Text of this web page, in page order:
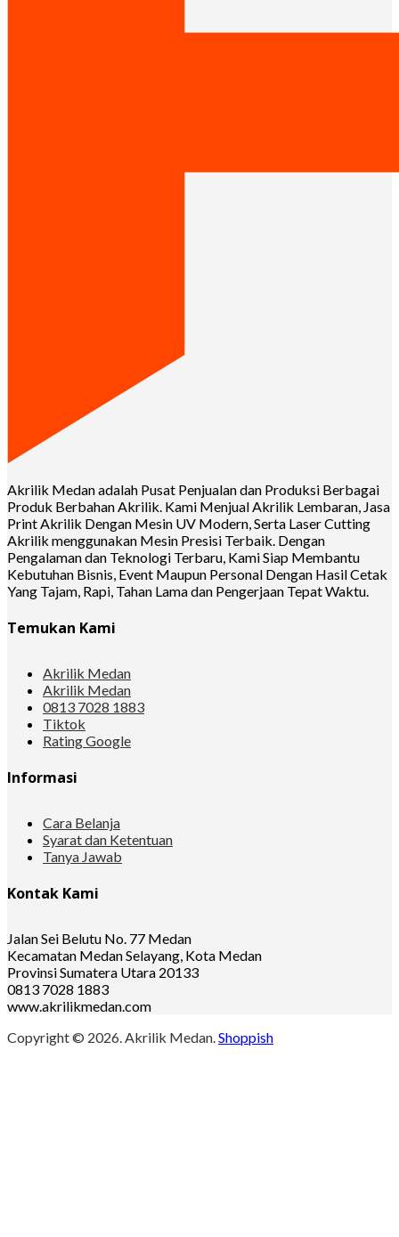
Akrilik Medan adalah Pusat Penjualan dan Produksi Berbagai
Produk Berbahan Akrilik. Kami Menjual Akrilik Lembaran, Jasa
Print Akrilik Dengan Mesin UV Modern, Serta Laser Cutting
Akrilik menggunakan Mesin Presisi Terbaik. Dengan
Pengalaman dan Teknologi Terbaru, Kami Siap Membantu
Kebutuhan Bisnis, Event Maupun Personal Dengan Hasil Cetak
Yang Tajam, Rapi, Tahan Lama dan Pengerjaan Tepat Waktu.
Temukan Kami
Akrilik Medan
Akrilik Medan
0813 7028 1883
Tiktok
Rating Google
Informasi
Cara Belanja
Syarat dan Ketentuan
Tanya Jawab
Kontak Kami
Jalan Sei Belutu No. 77 Medan
Kecamatan Medan Selayang, Kota Medan
Provinsi Sumatera Utara 20133
0813 7028 1883
www.akrilikmedan.com
Copyright © 2026. Akrilik Medan.Shoppish